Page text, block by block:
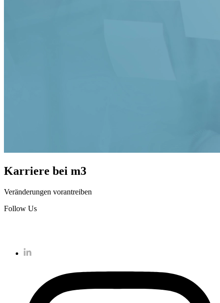
Karriere bei m3
Veränderungen vorantreiben
Follow Us